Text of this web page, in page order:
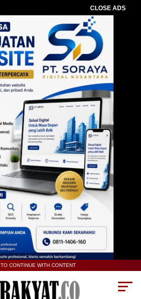
CLOSE ADS
CONTINUE WITH CONTENT